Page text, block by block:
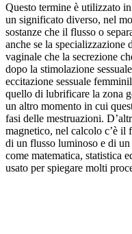
Questo termine è utilizzato
un significato diverso, nel
sostanze che il flusso o
anche se la
vaginale che la secrezione
dopo la stimolazione
eccitazione sessuale
quello di lubrificare la zona
un altro momento in cui
fasi delle mestruazioni.
magnetico, nel calcolo c’è il
di un flusso luminoso e di
come matematica, statistica
usato per spiegare molti